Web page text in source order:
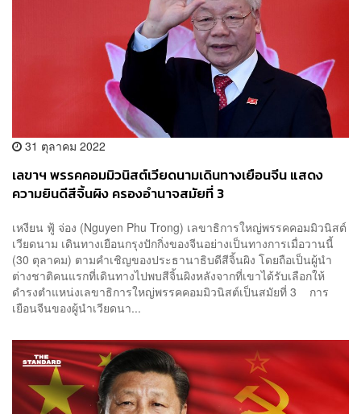
31 ตุลาคม 2022
เลขาฯ พรรคคอมมิวนิสต์เวียดนามเดินทางเยือนจีน แสดง
ความยินดีสีจิ้นผิง ครองอำนาจสมัยที่ 3
เหงียน ฟู้ จ่อง (Nguyen Phu Trong) เลขาธิการใหญ่พรรคคอมมิวนิสต์
เวียดนาม เดินทางเยือนกรุงปักกิ่งของจีนอย่างเป็นทางการเมื่อวานนี้
(30 ตุลาคม) ตามคำเชิญของประธานาธิบดีสีจิ้นผิง โดยถือเป็นผู้นำ
ต่างชาติคนแรกที่เดินทางไปพบสีจิ้นผิงหลังจากที่เขาได้รับเลือกให้
ดำรงตำแหน่งเลขาธิการใหญ่พรรคคอมมิวนิสต์เป็นสมัยที่ 3 การ
เยือนจีนของผู้นำเวียดนา...